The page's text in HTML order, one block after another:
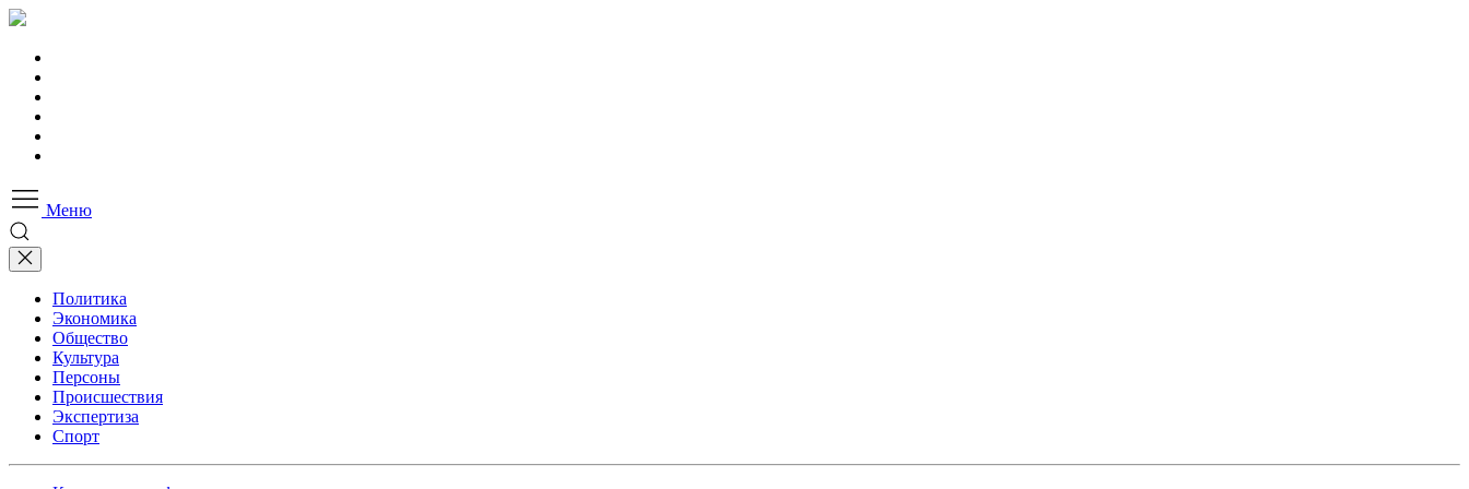
Меню
Политика
Экономика
Общество
Культура
Персоны
Происшествия
Экспертиза
Спорт